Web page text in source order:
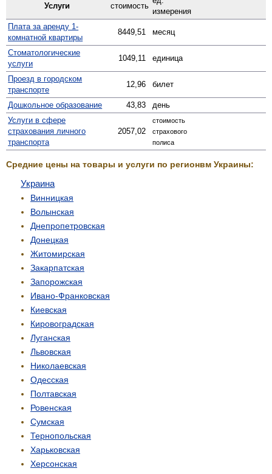
Услуги стоимость
измерения
Плата за аренду 1-
комнатной квартиры
8449,51 месяц
Стомато­логические
услуги
1049,11 единица
Проезд в городском
транспорте
12,96 билет
Дошкольное образование 43,83
день
Услуги в сфере
страхования личного
транспорта
2057,02
стоимость
страхового
полиса
Средние цены на товары и услуги по регионвм Украины:
Украина
Винницкая
Волынская
Днепропетровская
Донецкая
Житомирская
Закарпатская
Запорожская
Ивано-Франковская
Киевская
Кировоградская
Луганская
Львовская
Николаевская
Одесская
Полтавская
Ровенская
Сумская
Тернопольская
Харьковская
Херсонская